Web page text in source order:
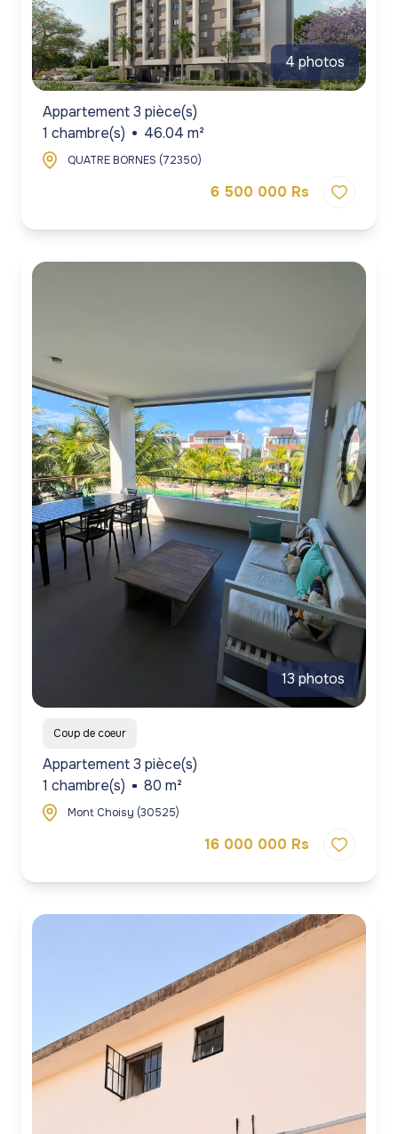
4 photos
Appartement 3 pièce(s)
1 chambre(s)
46.04 m²
QUATRE BORNES (72350)
6 500 000 Rs
13 photos
Coup de coeur
Appartement 3 pièce(s)
1 chambre(s)
80 m²
Mont Choisy (30525)
16 000 000 Rs